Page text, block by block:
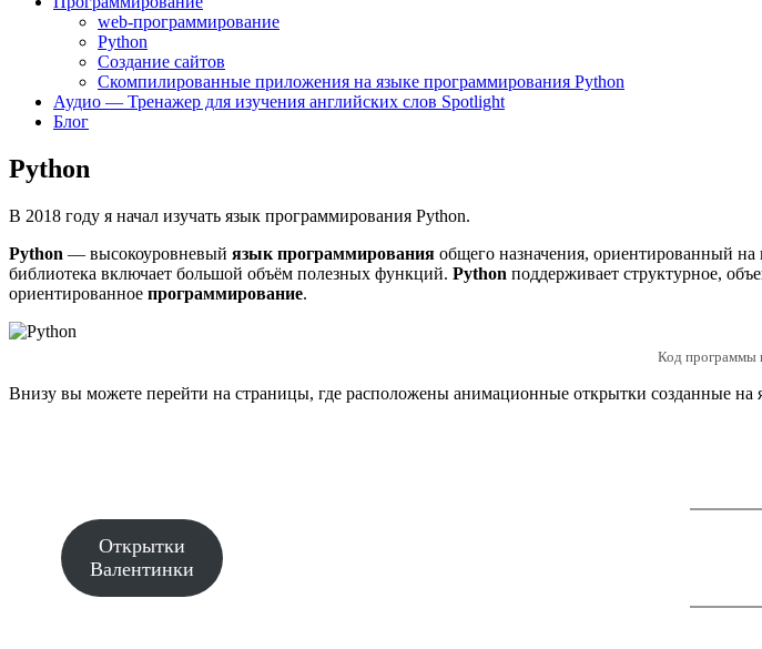
web-программирование
Python
Создание сайтов
Скомпилированные приложения на языке программирования Python
Аудио — Тренажер для изучения английских слов Spotlight
Блог
Python
В 2018 году я начал изучать язык программирования Python.
Python — высокоуровневый язык программирования общего назначения, ориентированный на
библиотека включает большой объём полезных функций. Python поддерживает структурное,
ориентированное программирование.
Код программы
Внизу вы можете перейти на страницы, где расположены анимационные открытки созданные на
Открытки
Валентинки